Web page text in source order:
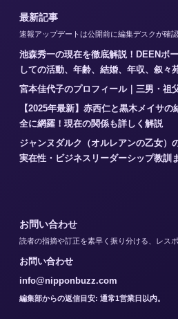
最新記事
速報アップデートは公開前に編集デスクが確認
池森秀一の現在を徹底解説！DEENボ
しての活動、年齢、結婚、年収、叙々
宮本佳代子のプロフィール｜三男・祖
【2025年最新】赤西仁と黒木メイサ
全に網羅！現在の関係も詳しく解説
ジャンヌダルク（オルレアンの乙女）
実在性・ビジネスリーダーシップ教訓
お問い合わせ
読者の指摘や訂正を素早く振り分ける、レス
お問い合わせ
info@nipponbuzz.com
編集部からの返信目安: 通常1営業日以内。